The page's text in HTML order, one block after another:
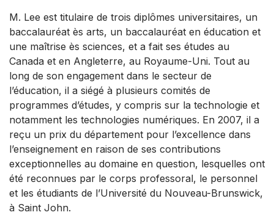
M. Lee est titulaire de trois diplômes universitaires, un
baccalauréat ès arts, un baccalauréat en éducation et
une maîtrise ès sciences, et a fait ses études au
Canada et en Angleterre, au Royaume-Uni. Tout au
long de son engagement dans le secteur de
l’éducation, il a siégé à plusieurs comités de
programmes d’études, y compris sur la technologie et
notamment les technologies numériques. En 2007, il a
reçu un prix du département pour l’excellence dans
l’enseignement en raison de ses contributions
exceptionnelles au domaine en question, lesquelles ont
été reconnues par le corps professoral, le personnel
et les étudiants de l’Université du Nouveau-Brunswick,
à Saint John.